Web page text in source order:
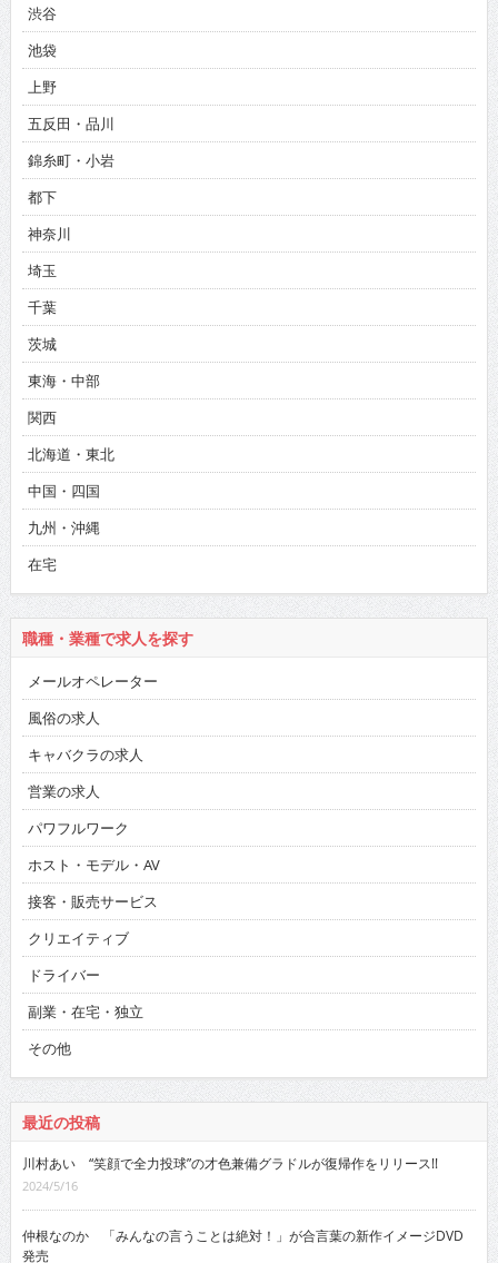
渋谷
池袋
上野
五反田・品川
錦糸町・小岩
都下
神奈川
埼玉
千葉
茨城
東海・中部
関西
北海道・東北
中国・四国
九州・沖縄
在宅
職種・業種で求人を探す
メールオペレーター
風俗の求人
キャバクラの求人
営業の求人
パワフルワーク
ホスト・モデル・AV
接客・販売サービス
クリエイティブ
ドライバー
副業・在宅・独立
その他
最近の投稿
川村あい “笑顔で全力投球”の才色兼備グラドルが復帰作をリリース!!
2024/5/16
仲根なのか 「みんなの言うことは絶対！」が合言葉の新作イメージDVD
発売